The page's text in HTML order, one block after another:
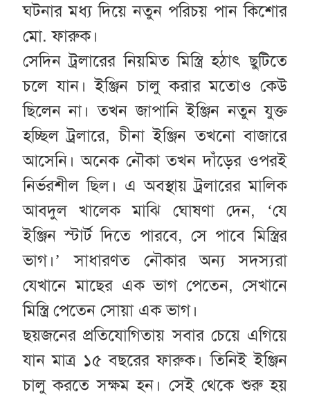
ঘটনার মধ্য দিয়ে নতুন পরিচয় পান কিশোর
মো. ফারুক।
সেদিন ট্রলারের নিয়মিত মিস্ত্রি হঠাৎ ছুটিতে
চলে যান। ইঞ্জিন চালু করার মতোও কেউ
ছিলেন না। তখন জাপানি ইঞ্জিন নতুন যুক্ত
হচ্ছিল ট্রলারে, চীনা ইঞ্জিন তখনো বাজারে
আসেনি। অনেক নৌকা তখন দাঁড়ের ওপরই
নির্ভরশীল ছিল। এ অবস্থায় ট্রলারের মালিক
আবদুল খালেক মাঝি ঘোষণা দেন, ‘যে
ইঞ্জিন স্টার্ট দিতে পারবে, সে পাবে মিস্ত্রির
ভাগ।’ সাধারণত নৌকার অন্য সদস্যরা
যেখানে মাছের এক ভাগ পেতেন, সেখানে
মিস্ত্রি পেতেন সোয়া এক ভাগ।
ছয়জনের প্রতিযোগিতায় সবার চেয়ে এগিয়ে
যান মাত্র ১৫ বছরের ফারুক। তিনিই ইঞ্জিন
চালু করতে সক্ষম হন। সেই থেকে শুরু হয়